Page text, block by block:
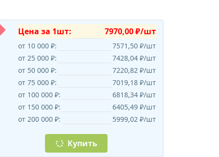
Цена за 1шт: 7970,00 ₽/шт
от 10 000 ₽:
7571,50 ₽/шт
от 25 000 ₽:
7428,04 ₽/шт
от 50 000 ₽:
7220,82 ₽/шт
от 75 000 ₽:
7019,18 ₽/шт
от 100 000 ₽:
6818,34 ₽/шт
от 150 000 ₽:
6405,49 ₽/шт
от 200 000 ₽:
5999,02 ₽/шт
Купить